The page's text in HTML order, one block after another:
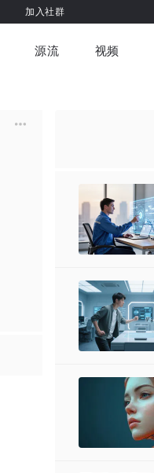
加入社群
源流 视频